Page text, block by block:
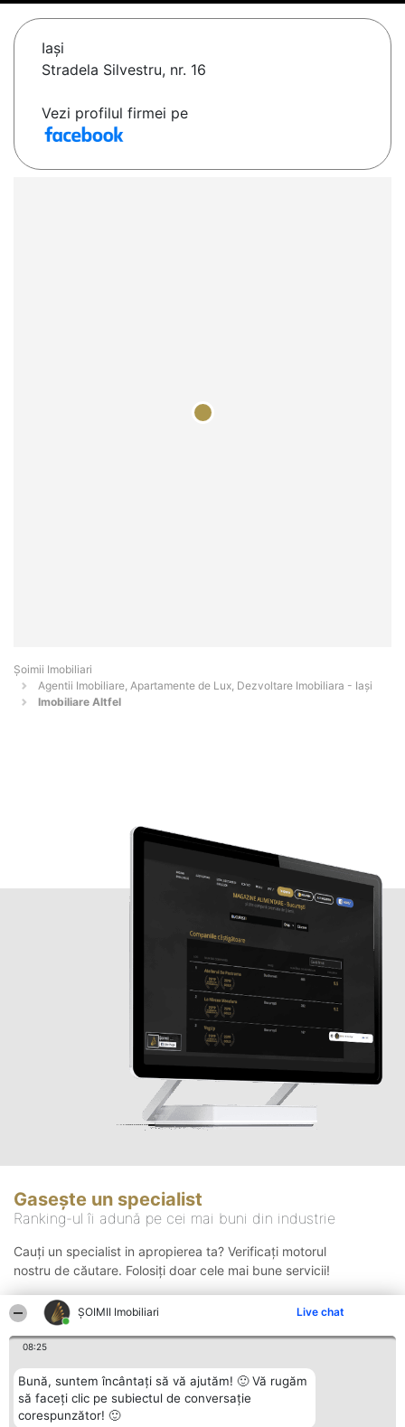
ȘOIMII Imobiliari Live chat
08:25
Bună, suntem încântați să vă ajutăm! 🙂 Vă rugăm
să faceți clic pe subiectul de conversație
corespunzător! 🙂
Iaşi
Stradela Silvestru, nr. 16
Vezi profilul firmei pe
Șoimii Imobiliari
Agentii Imobiliare, Apartamente de Lux, Dezvoltare Imobiliara - Iaşi
Imobiliare Altfel
Gasește un specialist
Ranking-ul îi adună pe cei mai buni din industrie
Cauți un specialist in apropierea ta? Verificați motorul
nostru de căutare. Folosiți doar cele mai bune servicii!